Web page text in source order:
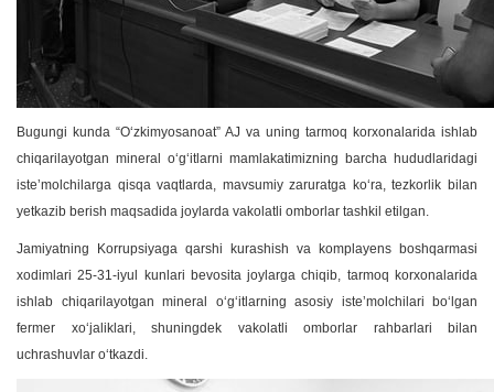
Bugungi kunda “Oʻzkimyosanoat” AJ va uning tarmoq korxonalarida ishlab
chiqarilayotgan mineral oʻgʻitlarni mamlakatimizning barcha hududlaridagi
isteʼmolchilarga qisqa vaqtlarda, mavsumiy zaruratga koʻra, tezkorlik bilan
yetkazib berish maqsadida joylarda vakolatli omborlar tashkil etilgan.
Jamiyatning Korrupsiyaga qarshi kurashish va komplayens boshqarmasi
xodimlari 25-31-iyul kunlari bevosita joylarga chiqib, tarmoq korxonalarida
ishlab chiqarilayotgan mineral oʻgʻitlarning asosiy isteʼmolchilari boʻlgan
fermer xoʻjaliklari, shuningdek vakolatli omborlar rahbarlari bilan
uchrashuvlar oʻtkazdi.